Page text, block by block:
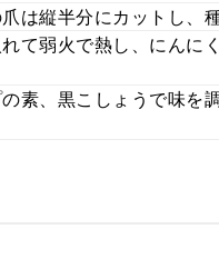
は縦半分にカットし、
て弱火で熱し、にんに
素、黒こしょうで味を